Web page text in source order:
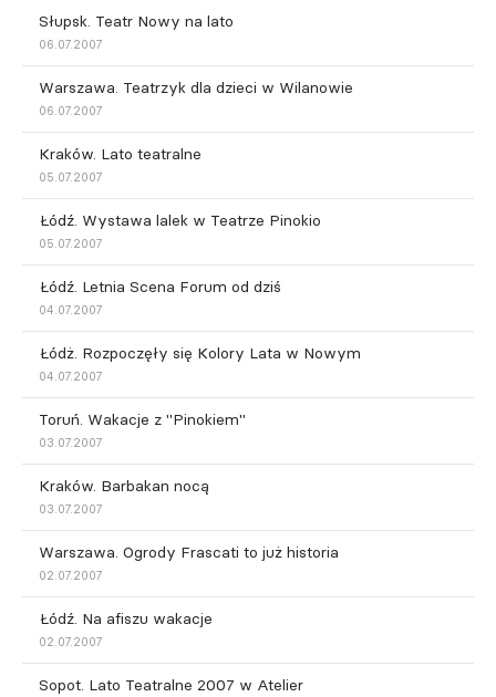
Słupsk. Teatr Nowy na lato
06.07.2007
Warszawa. Teatrzyk dla dzieci w Wilanowie
06.07.2007
Kraków. Lato teatralne
05.07.2007
Łódź. Wystawa lalek w Teatrze Pinokio
05.07.2007
Łódź. Letnia Scena Forum od dziś
04.07.2007
Łódż. Rozpoczęły się Kolory Lata w Nowym
04.07.2007
Toruń. Wakacje z "Pinokiem"
03.07.2007
Kraków. Barbakan nocą
03.07.2007
Warszawa. Ogrody Frascati to już historia
02.07.2007
Łódź. Na afiszu wakacje
02.07.2007
Sopot. Lato Teatralne 2007 w Atelier